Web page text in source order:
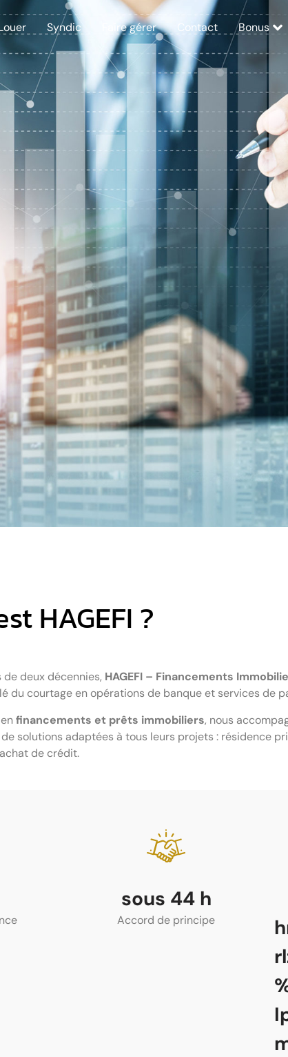
Syndic Faire gérer Contact Bonus
HAGEFI ?
de deux décennies, HAGEFI – Financements
du courtage en opérations de banque et services de
financements et prêts immobiliers, nous
solutions adaptées à tous leurs projets : résidence
de crédit.
sous 48 h
Accord de principe